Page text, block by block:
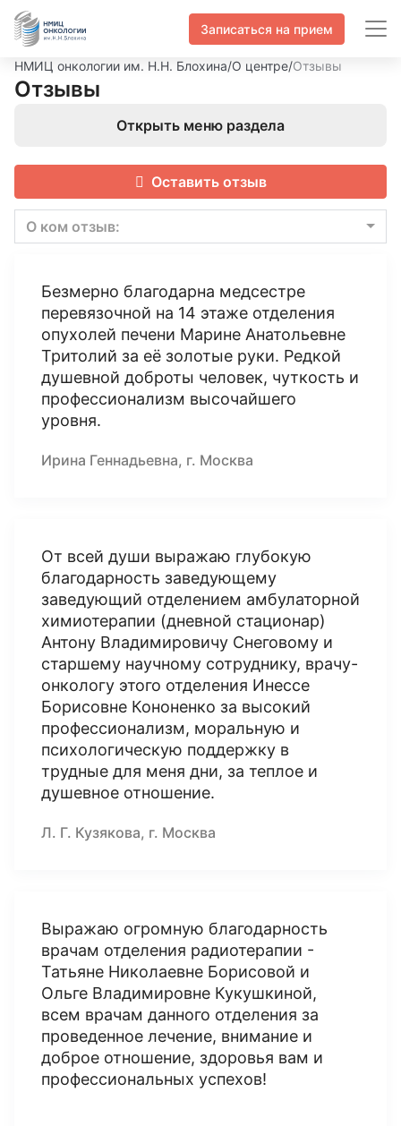
Записаться на прием
НМИЦ онкологии им. Н.Н. Блохина/О центре/Отзывы
Отзывы
Открыть меню раздела
Оставить отзыв
О ком отзыв:
Безмерно благодарна медсестре
перевязочной на 14 этаже отделения
опухолей печени Марине Анатольевне
Тритолий за её золотые руки. Редкой
душевной доброты человек, чуткость и
профессионализм высочайшего
уровня.
Ирина Геннадьевна, г. Москва
От всей души выражаю глубокую
благодарность заведующему
заведующий отделением амбулаторной
химиотерапии (дневной стационар)
Антону Владимировичу Снеговому и
старшему научному сотруднику, врачу-
онкологу этого отделения Инессе
Борисовне Кононенко за высокий
профессионализм, моральную и
психологическую поддержку в
трудные для меня дни, за теплое и
душевное отношение.
Л. Г. Кузякова, г. Москва
Выражаю огромную благодарность
врачам отделения радиотерапии -
Татьяне Николаевне Борисовой и
Ольге Владимировне Кукушкиной,
всем врачам данного отделения за
проведенное лечение, внимание и
доброе отношение, здоровья вам и
профессиональных успехов!